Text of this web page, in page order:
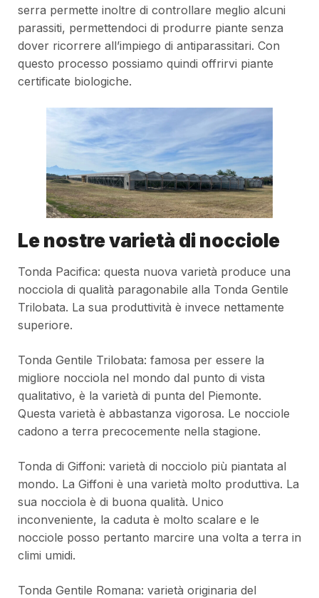
serra permette inoltre di controllare meglio alcuni
parassiti, permettendoci di produrre piante senza
dover ricorrere all’impiego di antiparassitari. Con
questo processo possiamo quindi offrirvi piante
certificate biologiche.
Le nostre varietà di nocciole
Tonda Pacifica: questa nuova varietà produce una
nocciola di qualità paragonabile alla Tonda Gentile
Trilobata. La sua produttività è invece nettamente
superiore.
Tonda Gentile Trilobata: famosa per essere la
migliore nocciola nel mondo dal punto di vista
qualitativo, è la varietà di punta del Piemonte.
Questa varietà è abbastanza vigorosa. Le nocciole
cadono a terra precocemente nella stagione.
Tonda di Giffoni: varietà di nocciolo più piantata al
mondo. La Giffoni è una varietà molto produttiva. La
sua nocciola è di buona qualità. Unico
inconveniente, la caduta è molto scalare e le
nocciole posso pertanto marcire una volta a terra in
climi umidi.
Tonda Gentile Romana: varietà originaria del